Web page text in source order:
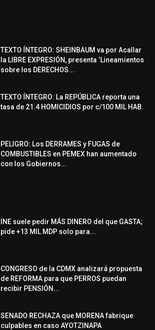
TEXTO ÍNTEGRO: SHEINBAUM va por Acallar
la LIBRE EXPRESIÓN, presenta ‘Lineamientos
sobre los DERECHOS...
TEXTO ÍNTEGRO: La REPÚBLICA reporta una
tasa de 21.4 HOMICIDIOS por c/100 MIL HAB.
PELIGRO: Los DERRAMES y FUGAS de
COMBUSTIBLES en PEMEX han aumentado
con los Gobiernos...
INE suele pedir MÁS DINERO del que GASTA;
pide +13 MIL MDP solo para...
CONGRESO de la CDMX analizará propuesta
de REFORMA para que PERROS puedan
recibir PENSIÓN...
SENADO RECHAZA que MORENA fabrique
culpables en caso AYOTZINAPA